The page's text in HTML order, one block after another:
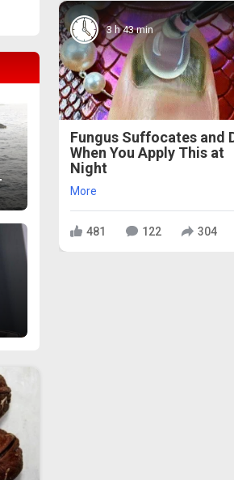
3 h 43 min
Fungus Suffocates and
When You Apply This at
Night
More
481 122 304